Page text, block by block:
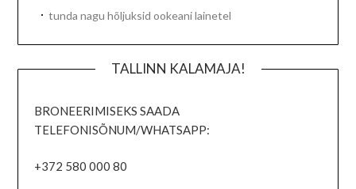
· tunda nagu hõljuksid ookeani lainetel
TALLINN KALAMAJA!
BRONEERIMISEKS SAADA
TELEFONISÕNUM/WHATSAPP:
+372 580 000 80